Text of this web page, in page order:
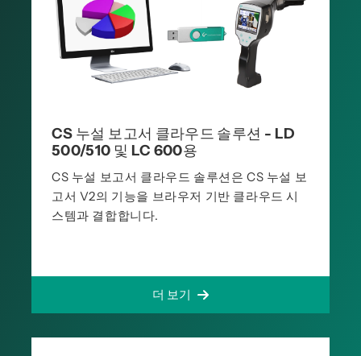
CS 누설 보고서 클라우드 솔루션 - LD
500/510 및 LC 600용
CS 누설 보고서 클라우드 솔루션은 CS 누설 보
고서 V2의 기능을 브라우저 기반 클라우드 시
스템과 결합합니다.
더 보기